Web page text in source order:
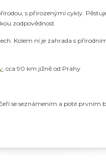
s přirozenými cykly.
zodpovědnost
Kolem ní je zahrada s
, cca 90 km jižně od Prahy
se seznámením a poté prvním